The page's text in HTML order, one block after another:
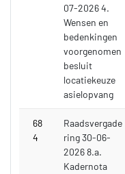
07-2026 4.
Wensen en
bedenkingen
voorgenomen
besluit
locatiekeuze
asielopvang
68
4
Raadsvergade
ring 30-06-
2026 8.a.
Kadernota